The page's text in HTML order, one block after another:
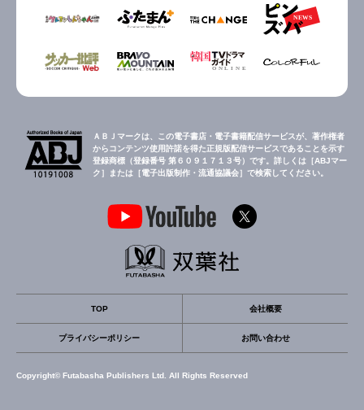
ＡＢＪマークは、この電子書店・電子書籍配信サービスが、著作権者
からコンテンツ使用許諾を得た正規版配信サービスであることを示す
登録商標（登録番号 第６０９１７１３号）です。詳しくは［ABJマー
ク］または［電子出版制作・流通協議会］で検索してください。
TOP 会社概要
プライバシーポリシー お問い合わせ
Copyright© Futabasha Publishers Ltd. All Rights Reserved